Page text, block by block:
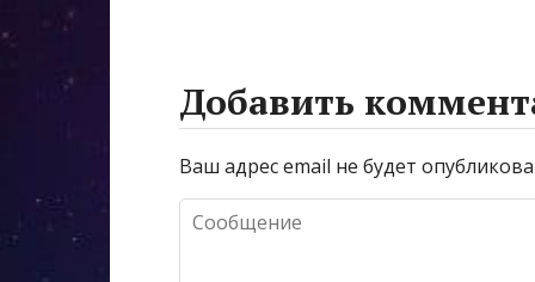
Добавить
Ваш адрес email не будет